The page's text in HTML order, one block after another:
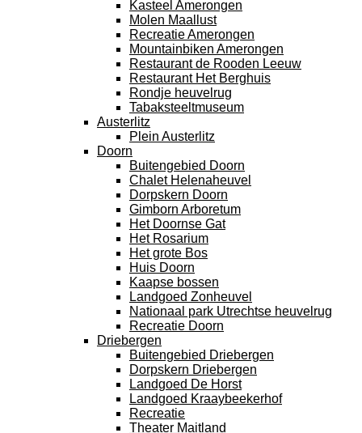
Kasteel Amerongen
Molen Maallust
Recreatie Amerongen
Mountainbiken Amerongen
Restaurant de Rooden Leeuw
Restaurant Het Berghuis
Rondje heuvelrug
Tabaksteeltmuseum
Austerlitz
Plein Austerlitz
Doorn
Buitengebied Doorn
Chalet Helenaheuvel
Dorpskern Doorn
Gimborn Arboretum
Het Doornse Gat
Het Rosarium
Het grote Bos
Huis Doorn
Kaapse bossen
Landgoed Zonheuvel
Nationaal park Utrechtse heuvelrug
Recreatie Doorn
Driebergen
Buitengebied Driebergen
Dorpskern Driebergen
Landgoed De Horst
Landgoed Kraaybeekerhof
Recreatie
Theater Maitland